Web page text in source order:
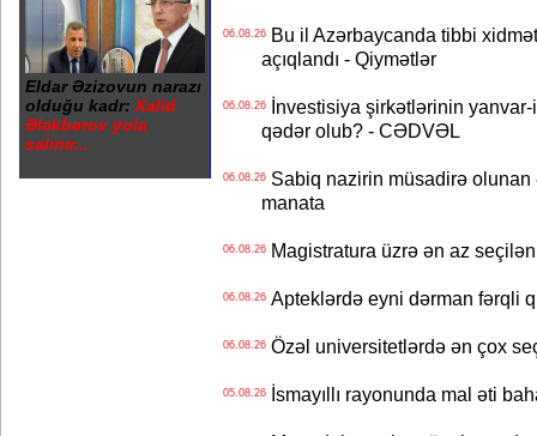
Eldar Əzizovun narazı
olduğu kadr: Xalid
Ələkbərov yola
salınır...
06.08.26Bu il Azərbaycanda tibbi
açıqlandı - Qiymətlər
06.08.26İnvestisiya şirkətlərinin yanvar-
qədər olub? - CƏDVƏL
06.08.26Sabiq nazirin müsadirə olunan
manata
06.08.26Magistratura üzrə ən az
06.08.26Apteklərdə eyni dərman fərqli
06.08.26Özəl universitetlərdə ən çox
05.08.26İsmayıllı rayonunda mal əti